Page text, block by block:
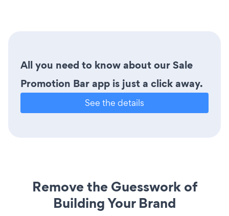
All you need to know about our Sale
Promotion Bar app is just a click away.
See the details
Remove the Guesswork of
Building Your Brand